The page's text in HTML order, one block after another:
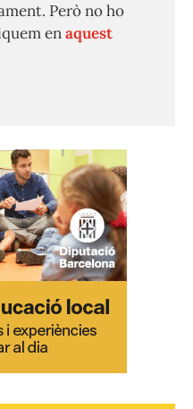
Però no ho
enaquest